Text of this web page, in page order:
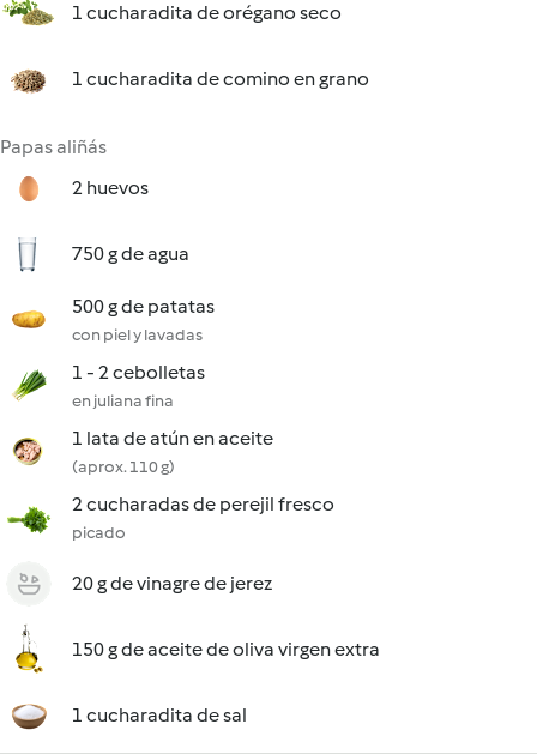
1 cucharadita de orégano seco
1 cucharadita de comino en grano
Papas aliñás
2 huevos
750 g de agua
500 g de patatas
con piel y lavadas
1 - 2 cebolletas
en juliana fina
1 lata de atún en aceite
(aprox. 110 g)
2 cucharadas de perejil fresco
picado
20 g de vinagre de jerez
150 g de aceite de oliva virgen extra
1 cucharadita de sal